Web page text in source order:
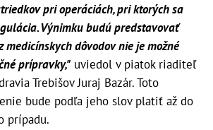
pri operáciách, pri ktorých sa
Výnimku budú predstavovať
medicínskych dôvodov nie je možné
prípravky," uviedol v piatok riaditeľ
Trebišov Juraj Bazár. Toto
bude podľa jeho slov platiť až do
prípadu.